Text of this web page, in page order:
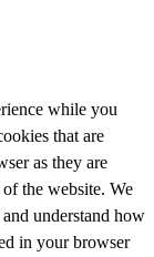
while you
that are
as they are
the website. We
understand how
in your browser